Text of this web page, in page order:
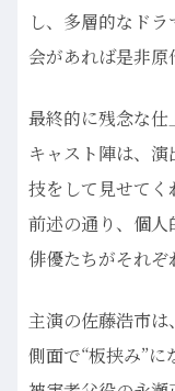
し、多層的なド
会があれば是非原
最終的に残念な
キャスト陣は、
技をして見せてく
前述の通り、個
俳優たちがそれぞ
主演の佐藤浩市
側面で“板挟み”に